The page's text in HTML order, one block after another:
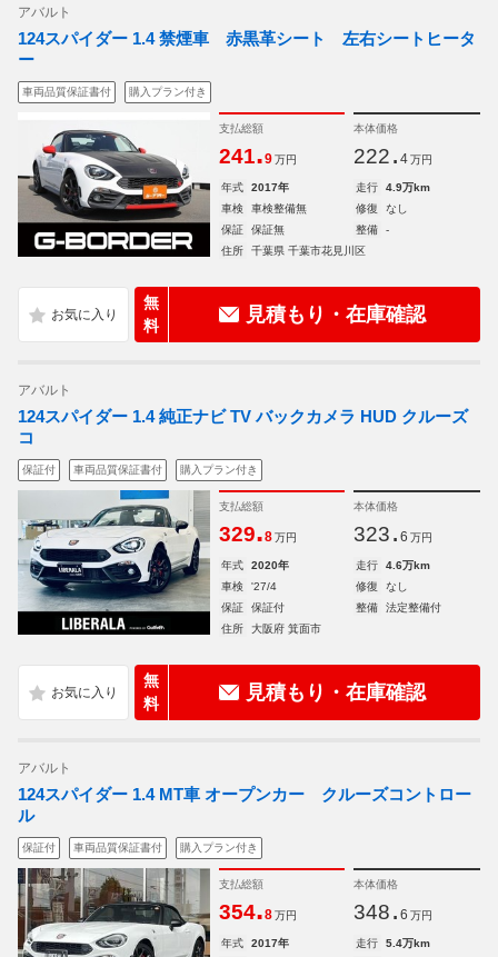
アバルト
124スパイダー 1.4 禁煙車 赤黒革シート 左右シートヒータ
ー
車両品質保証書付 購入プラン付き
支払総額
241.9 万円
本体価格
222. 4 万円
年式 2017年 走行
4.9万km
車検
車検整備無 修復
なし
保証
保証無 整備
-
住所
千葉県 千葉市花見川区
無
料
見積もり・在庫確認
アバルト
124スパイダー 1.4 純正ナビ TV バックカメラ HUD クルーズ
コ
保証付 車両品質保証書付 購入プラン付き
支払総額
329.8 万円
本体価格
323. 6 万円
年式 2020年 走行
4.6万km
車検
'27/4 修復
なし
保証
保証付 整備
法定整備付
住所
大阪府 箕面市
無
料
見積もり・在庫確認
アバルト
124スパイダー 1.4 MT車 オープンカー クルーズコントロー
ル
保証付 車両品質保証書付 購入プラン付き
支払総額
354.8 万円
本体価格
348. 6 万円
年式 2017年 走行 5.4万km